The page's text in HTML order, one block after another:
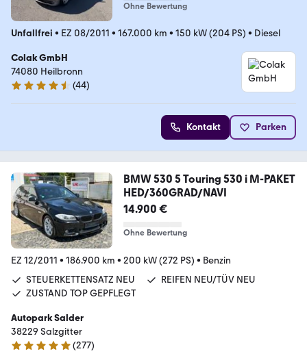
Ohne Bewertung
Unfallfrei • EZ 08/2011 • 167.000 km • 150 kW (204 PS) • Diesel
Colak GmbH
74080 Heilbronn
4.6 Sterne
(44)
Kontakt Parken
BMW 530 5 Touring 530 i M-PAKET
HED/360GRAD/NAVI
14.900 €
Ohne Bewertung
EZ 12/2011 • 186.900 km • 200 kW (272 PS) • Benzin
STEUERKETTENSATZ NEU
REIFEN NEU/TÜV NEU
ZUSTAND TOP GEPFLEGT
Autopark Salder
38229 Salzgitter
5 Sterne
(277)